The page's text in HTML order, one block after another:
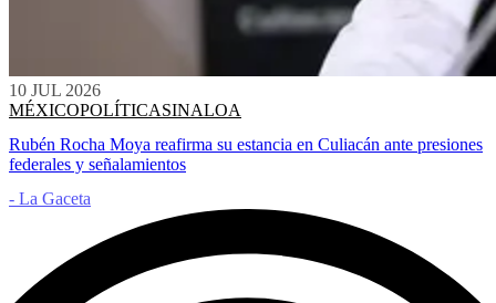
10 JUL 2026
MÉXICOPOLÍTICASINALOA
Rubén Rocha Moya reafirma su estancia en Culiacán ante presiones
federales y señalamientos
- La Gaceta